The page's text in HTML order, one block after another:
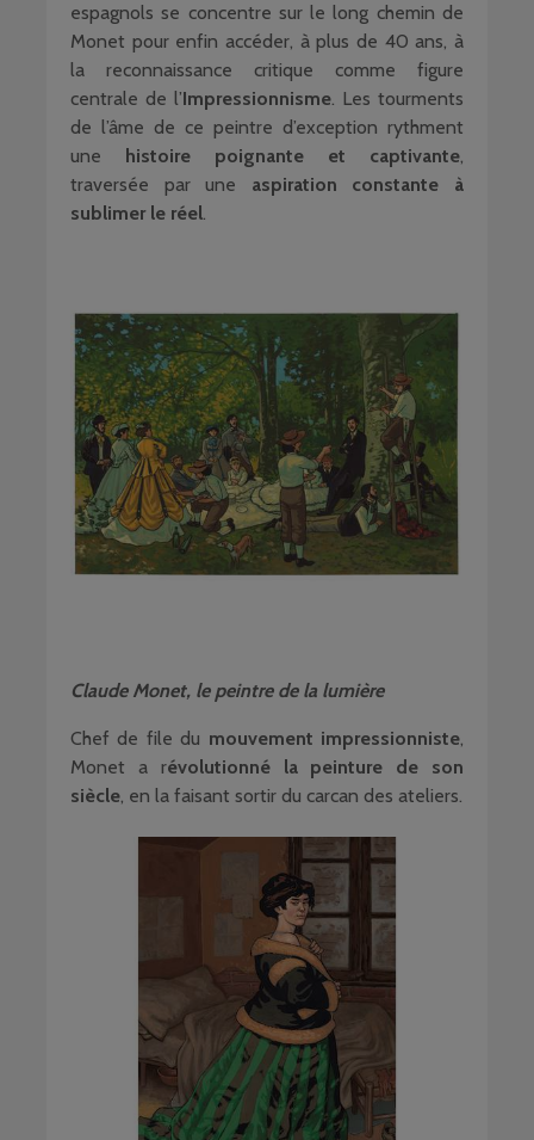
espagnols se concentre sur le long chemin de
Monet pour enfin accéder, à plus de 40 ans, à
la reconnaissance critique comme figure
centrale de l’Impressionnisme. Les tourments
de l’âme de ce peintre d’exception rythment
une histoire poignante et captivante,
traversée par une aspiration constante à
sublimer le réel.
Claude Monet, le peintre de la lumière
Chef de file du mouvement impressionniste,
Monet a révolutionné la peinture de son
siècle, en la faisant sortir du carcan des ateliers.